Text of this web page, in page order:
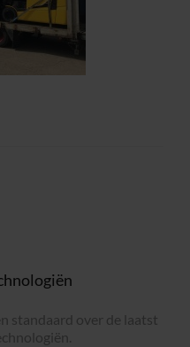
standaard over de laatst